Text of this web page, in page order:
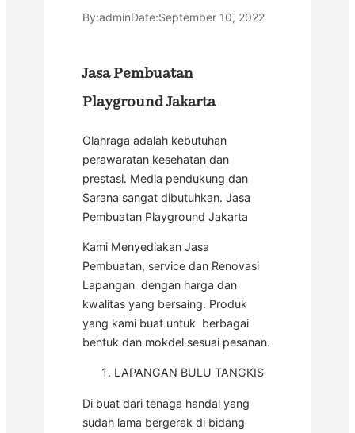
By:adminDate:September 10, 2022
Jasa Pembuatan
Playground Jakarta
Olahraga adalah kebutuhan
perawaratan kesehatan dan
prestasi. Media pendukung dan
Sarana sangat dibutuhkan. Jasa
Pembuatan Playground Jakarta
Kami Menyediakan Jasa
Pembuatan, service dan Renovasi
Lapangan dengan harga dan
kwalitas yang bersaing. Produk
yang kami buat untuk berbagai
bentuk dan mokdel sesuai pesanan.
LAPANGAN BULU TANGKIS
Di buat dari tenaga handal yang
sudah lama bergerak di bidang